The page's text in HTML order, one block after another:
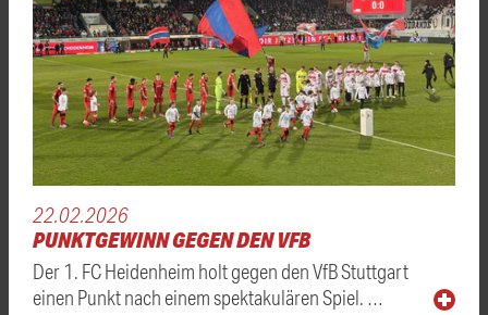
22.02.2026
PUNKTGEWINN GEGEN DEN VFB
Der 1. FC Heidenheim holt gegen den VfB Stuttgart
einen Punkt nach einem spektakulären Spiel. …